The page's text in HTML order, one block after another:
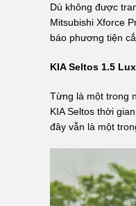
Dù không được
Mitsubishi Xforce
báo phương tiện
KIA Seltos 1.5
Từng là một trong
KIA Seltos thời
đây vẫn là một